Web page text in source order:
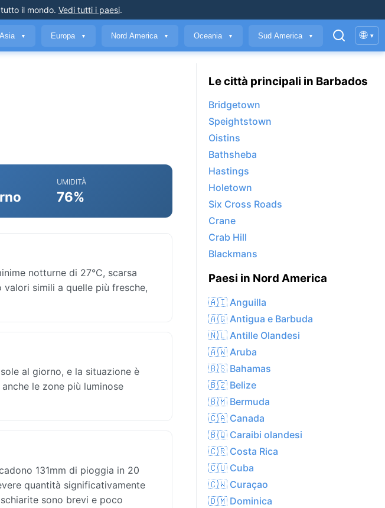
il mondo. Vedi tutti i paesi.
Asia ▼ Europa ▼ Nord America ▼ Oceania ▼ Sud America ▼ 🌐 ▾
UMIDITÀ
76%
notturne di 27°C, scarsa
simili a quelle più fresche,
al giorno, e la situazione è
le zone più luminose
131mm di pioggia in 20
quantità significativamente
sono brevi e poco
Le città principali in Barbados
Bridgetown
Speightstown
Oistins
Bathsheba
Hastings
Holetown
Six Cross Roads
Crane
Crab Hill
Blackmans
Paesi in Nord America
🇦🇮 Anguilla
🇦🇬 Antigua e Barbuda
🇳🇱 Antille Olandesi
🇦🇼 Aruba
🇧🇸 Bahamas
🇧🇿 Belize
🇧🇲 Bermuda
🇨🇦 Canada
🇧🇶 Caraibi olandesi
🇨🇷 Costa Rica
🇨🇺 Cuba
🇨🇼 Curaçao
🇩🇲 Dominica